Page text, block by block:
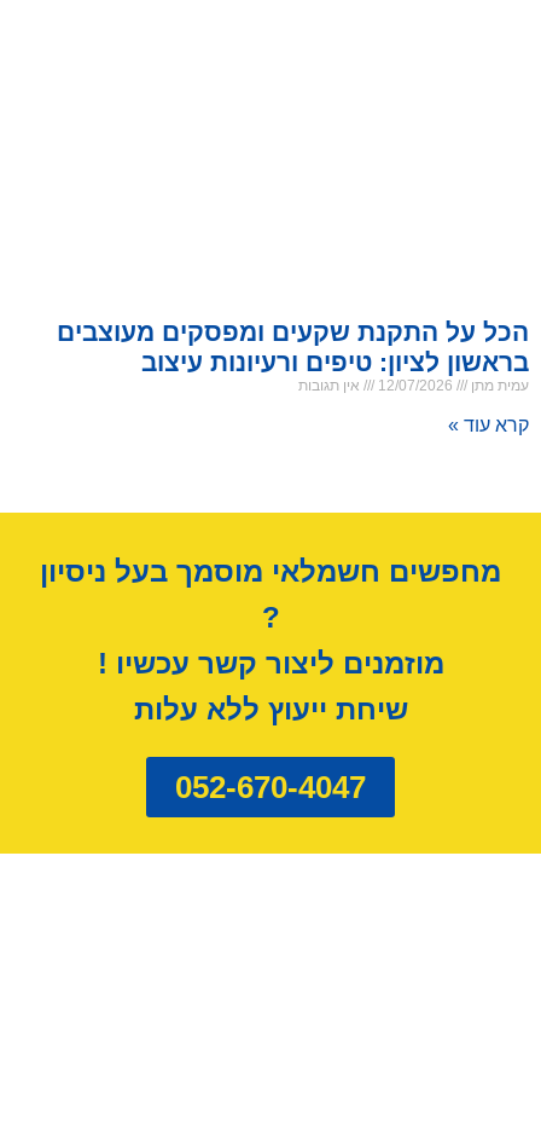
הכל על התקנת שקעים ומפסקים מעוצבים
בראשון לציון: טיפים ורעיונות עיצוב
עמית מתן אין תגובות
קרא עוד »
מחפשים חשמלאי מוסמך בעל ניסיון
?
מוזמנים ליצור קשר עכשיו !
שיחת ייעוץ ללא עלות
052-670-4047